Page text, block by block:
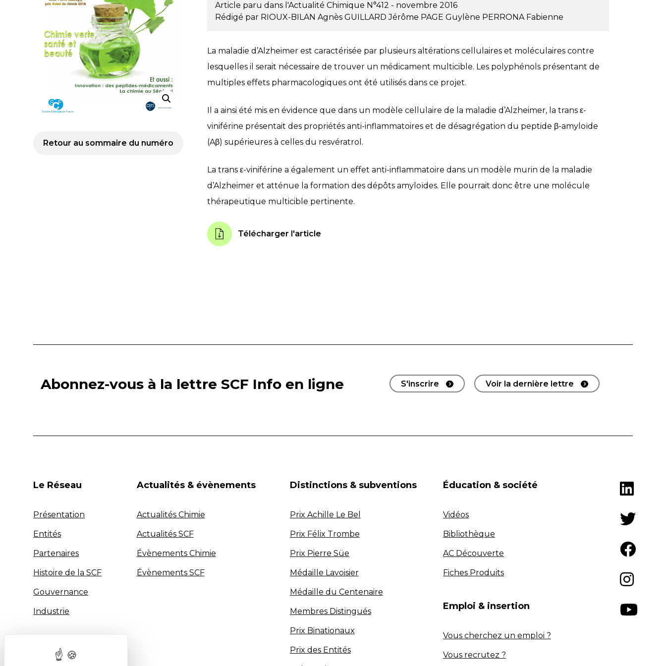
Retour au sommaire du numéro
Article paru dans l'Actualité Chimique N°412 - novembre 2016
Rédigé par RIOUX-BILAN Agnès GUILLARD Jérôme PAGE Guylène PERRONA Fabienne
La maladie d’Alzheimer est caractérisée par plusieurs altérations cellulaires et moléculaires contre
lesquelles il serait nécessaire de trouver un médicament multicible. Les polyphénols présentant de
multiples effets pharmacologiques ont été utilisés dans ce projet.
Il a ainsi été mis en évidence que dans un modèle cellulaire de la maladie d’Alzheimer, la trans ε-
viniférine présentait des propriétés anti-inflammatoires et de désagrégation du peptide β-amyloïde
(Aβ) supérieures à celles du resvératrol.
La trans ε-viniférine a également un effet anti-inflammatoire dans un modèle murin de la maladie
d’Alzheimer et atténue la formation des dépôts amyloïdes. Elle pourrait donc être une molécule
thérapeutique multicible pertinente.
Télécharger l'article
Abonnez-vous à la lettre SCF Info en ligne S'inscrire Voir la dernière lettre
Le Réseau
Présentation
Entités
Partenaires
Histoire de la SCF
Gouvernance
Industrie
Actualités & évènements
Actualités Chimie
Actualités SCF
Évènements Chimie
Évènements SCF
Distinctions & subventions
Prix Achille Le Bel
Prix Félix Trombe
Prix Pierre Süe
Médaille Lavoisier
Médaille du Centenaire
Membres Distingués
Prix Binationaux
Prix des Entités
Éducation & société
Vidéos
Bibliothèque
AC Découverte
Fiches Produits
Emploi & insertion
Vous cherchez un emploi ?
Vous recrutez ?